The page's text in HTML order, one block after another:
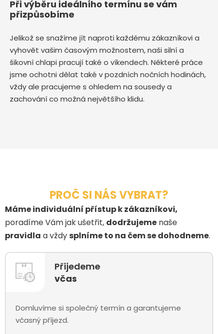
Při výběru ideálního termínu se vám
přizpůsobíme
Jelikož se snažíme jít naproti každému zákazníkovi a
vyhovět vašim časovým možnostem, naši silní a
šikovní chlapi pracují také o víkendech. Některé práce
jsme ochotni dělat také v pozdních nočních hodinách,
vždy ale pracujeme s ohledem na sousedy a
zachování co možná největšího klidu.
PROČ SI NÁS VYBRAT?
Máme individuální přístup k zákazníkovi,
poradíme Vám jak ušetřit, dodržujeme naše
pravidla a vždy splníme to na čem se dohodneme.
Přijedeme
včas
Domluvíme si společný termín a garantujeme
včasný příjezd.